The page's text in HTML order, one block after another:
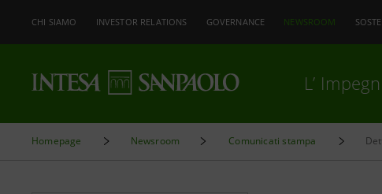
CHI SIAMO INVESTOR RELATIONS GOVERNANCE NEWSROOM
L’
Homepage Newsroom Comunicati stampa